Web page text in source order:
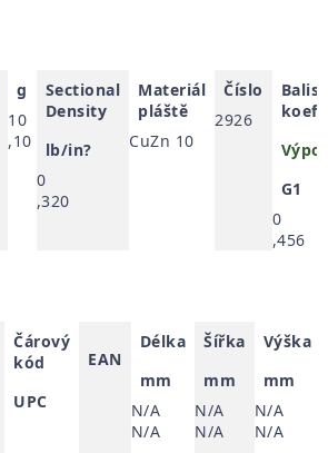
g
10
,10
Sectional
Density
lb/in?
0
,320
Materiál
pláště
CuZn 10
Číslo
2926
G1
0
,456
Čárový
kód
UPC
EAN
Délka
mm
N/A
N/A
Šířka
mm
N/A
N/A
Výška
mm
N/A
N/A